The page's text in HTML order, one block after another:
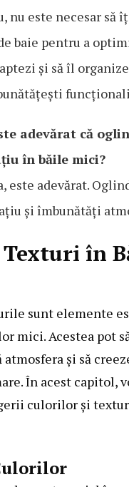
nu este necesar să
baie pentru a
și să îl
adevărat că
în băile mici?
este adevărat.
și îmbunătăți
în
sunt elemente
mici. Acestea pot
și să
În acest capitol,
culorilor și